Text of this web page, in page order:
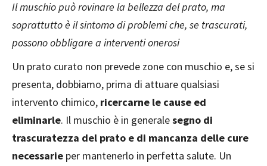
Il muschio può rovinare la bellezza del prato, ma
soprattutto è il sintomo di problemi che, se trascurati,
possono obbligare a interventi onerosi
Un prato curato non prevede zone con muschio e, se si
presenta, dobbiamo, prima di attuare qualsiasi
intervento chimico, ricercarne le cause ed
eliminarle. Il muschio è in generalesegno di
trascuratezza del prato e di mancanza delle cure
necessarie per mantenerlo in perfetta salute. Un